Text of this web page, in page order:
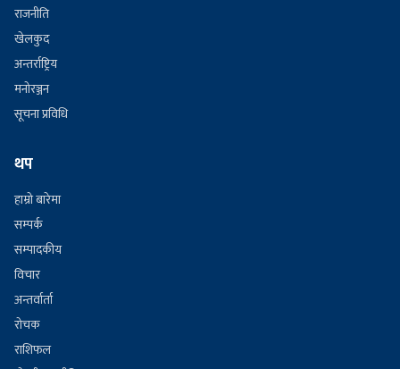
राजनीति
खेलकुद
अन्तर्राष्ट्रिय
मनोरञ्जन
सूचना प्रविधि
थप
हाम्रो बारेमा
सम्पर्क
सम्पादकीय
विचार
अन्तर्वार्ता
रोचक
राशिफल